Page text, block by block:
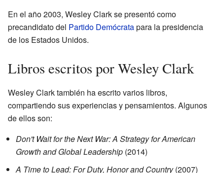
En el año 2003, Wesley Clark se presentó como
precandidato del Partido Demócratapara la presidencia
de los Estados Unidos.
Libros escritos por Wesley Clark
Wesley Clark también ha escrito varios libros,
compartiendo sus experiencias y pensamientos. Algunos
de ellos son:
Don't Wait for the Next War: A Strategy for American
Growth and Global Leadership (2014)
A Time to Lead: For Duty, Honor and Country(2007)